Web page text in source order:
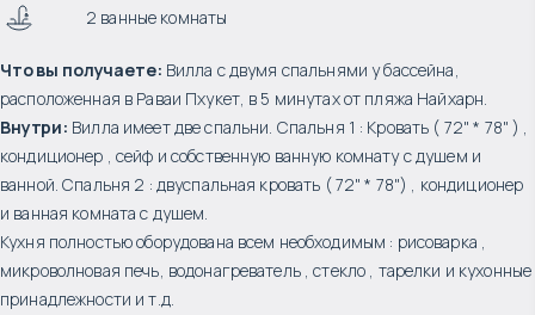
2 ванные комнаты
Что вы получаете: Вилла с двумя спальнями у бассейна,
расположенная в Раваи Пхукет, в 5 минутах от пляжа Найхарн.
Внутри: Вилла имеет две спальни. Спальня 1 : Кровать ( 72" * 78" ) ,
кондиционер , сейф и собственную ванную комнату с душем и
ванной. Спальня 2 : двуспальная кровать ( 72" * 78") , кондиционер
и ванная комната с душем.
Кухня полностью оборудована всем необходимым : рисоварка ,
микроволновая печь, водонагреватель , стекло , тарелки и кухонные
принадлежности и т.д.